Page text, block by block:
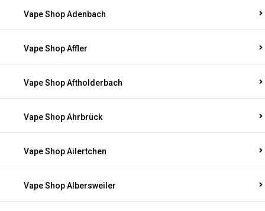
Vape Shop Adenbach
Vape Shop Affler
Vape Shop Aftholderbach
Vape Shop Ahrbrück
Vape Shop Ailertchen
Vape Shop Albersweiler